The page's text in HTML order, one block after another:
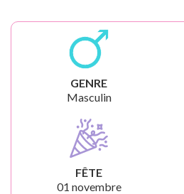
GENRE
Masculin
FÊTE
01 novembre